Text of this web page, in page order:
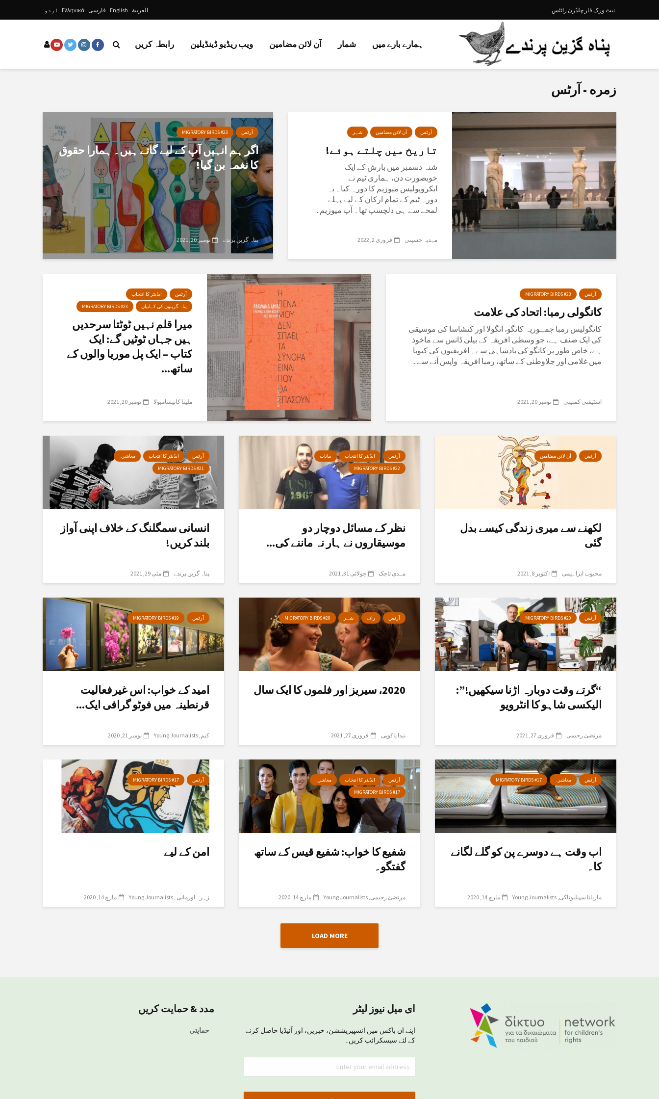
نیٹ ورک فار چلڈرن رائٹس العربية English فارسی Ελληνικά اردو
ہمارے بارے میں شمار آن لائن مضامین ویب ریڈیو ڈینڈیلین رابطہ کریں
زمره - آرٹس
آرٹس آن لائن مضامین شہر
تاریخ میں چلتے ہوئے!
شتہ دسمبر میں بارش کے ایک
خوبصورت دن، ہماری ٹیم نے
ایکروپولیس میوزیم کا دورہ کیا۔ یہ
دورہ ٹیم کے تمام ارکان کے لیے پہلے
لمحے سے ہی دلچسپ تھا۔ آپ میوزیم...
مہدیہ حسینی فروری 2, 2022
آرٹس MIGRATORY BIRDS #23
اگر ہم انہیں آپ کے لیے گاتے ہیں۔ ہمارا حقوق
کا نغمہ بن گیا!
پناہ گزین پرندے نومبر 20, 2021
آرٹس MIGRATORY BIRDS #23
کانگولی رمبا: اتحاد کی علامت
کانگولیس رمبا جمہوریہ کانگو، انگولا اور کنشاسا کی موسیقی
کی ایک صنف ہے، جو وسطی افریقہ کے بیلی ڈانس سے ماخوذ
ہے، خاص طور پر کانگو کی بادشاہی سے۔ افریقیوں کی کیوبا
میں غلامی اور جلاوطنی کے ساتھ، رمبا افریقہ واپس آنے سے...
اسٹیفنی کمبینی نومبر 20, 2021
آرٹس
ایڈیٹر کا انتخاب
پناہ گزینوں کی کہانیاں
MIGRATORY BIRDS #23
میرا قلم نہیں ٹوٹتا سرحدیں
ہیں جہاں ٹوٹیں گے: ایک
کتاب – ایک پل موریا والوں کے
ساتھ...
ملینا کاتیسامبولا نومبر 20, 2021
آرٹس آن لائن مضامین
لکھنے سے میری زندگی کیسے بدل
گئی
محبوب ابراہیمی اکتوبر 8, 2021
آرٹس ایڈیٹر کا انتخاب
بیانات
MIGRATORY BIRDS #22
نظر کے مسائل دوچار دو
موسیقاروں نے ہار نہ ماننے کی...
مہدی تاجک جولائی 31, 2021
آرٹس ایڈیٹر کا انتخاب
معاشرہ
MIGRATORY BIRDS #21
انسانی سمگلنگ کے خلاف اپنی آواز
بلند کریں!
پناہ گزین پرندے مئی 29, 2021
آرٹس MIGRATORY BIRDS #20
“گرتے وقت دوبارہ اڑنا سیکھیں!”:
الیکسی شاہو کا انٹرویو
مرتضیٰ رحیمی فروری 27, 2021
آرٹس رائے شہر MIGRATORY BIRDS #20
2020، سیریز اور فلموں کا ایک سال
نیدا یاکوبی فروری 27, 2021
آرٹس MIGRATORY BIRDS #19
امید کے خواب: اس غیرفعالیت
قرنطینہ میں فوٹو گرافی ایک...
کیم Young Journalists نومبر 21, 2020
آرٹس معاشرہ MIGRATORY BIRDS #17
اب وقت ہے دوسرے پن کو گلے لگانے
کا۔
ماریانا سپیلیوتاکی Young Journalists مارچ 14, 2020
آرٹس ایڈیٹر کا انتخاب
معاشرہ
MIGRATORY BIRDS #17
شفیع کا خواب: شفیع قیس کے ساتھ
گفتگو۔
مرتضیٰ رحیمی Young Journalists مارچ 14, 2020
آرٹس MIGRATORY BIRDS #17
امن کے لیے
زہرہ اورمانی Young Journalists مارچ 14, 2020
LOAD MORE
ای میل نیوز لیٹر
اپنے ان باکس میں انسپیریششن، خبریں، اور آئیڈیا حاصل کرنے
کے لئے سبسکرائب کریں۔
مدد & حمایت کریں
حمایتی